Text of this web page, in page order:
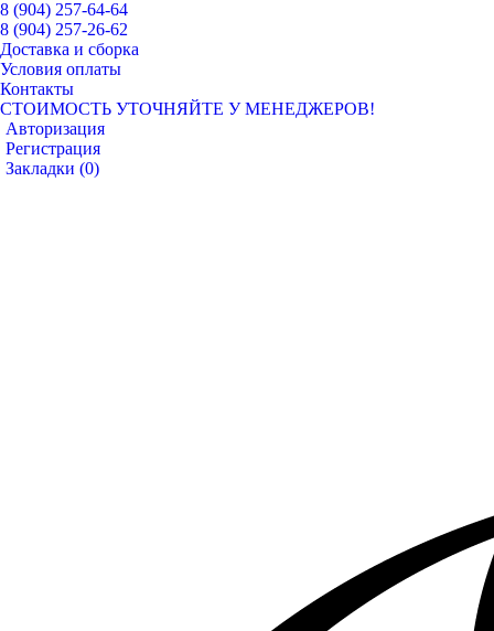
8 (904) 257-64-64
8 (904) 257-26-62
Доставка и сборка
Условия оплаты
Контакты
СТОИМОСТЬ УТОЧНЯЙТЕ У МЕНЕДЖЕРОВ!
Авторизация
Регистрация
Закладки (0)